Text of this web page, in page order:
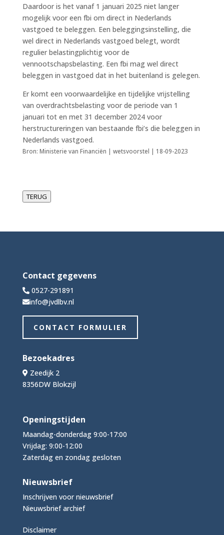
Daardoor is het vanaf 1 januari 2025 niet langer
mogelijk voor een fbi om direct in Nederlands
vastgoed te beleggen. Een beleggingsinstelling, die
wel direct in Nederlands vastgoed belegt, wordt
regulier belastingplichtig voor de
vennootschapsbelasting. Een fbi mag wel direct
beleggen in vastgoed dat in het buitenland is gelegen.
Er komt een voorwaardelijke en tijdelijke vrijstelling
van overdrachtsbelasting voor de periode van 1
januari tot en met 31 december 2024 voor
herstructureringen van bestaande fbi’s die beleggen in
Nederlands vastgoed.
Bron: Ministerie van Financiën | wetsvoorstel | 18-09-2023
TERUG
Contact gegevens
0527-291891
info@jvdlbv.nl
CONTACT FORMULIER
Bezoekadres
Zeedijk 2
8356DW Blokzijl
Openingstijden
Maandag-donderdag 9:00-17:00
Vrijdag: 9:00-12:00
Zaterdag en zondag gesloten
Nieuwsbrief
Inschrijven voor nieuwsbrief
Nieuwsbrief archief
Disclaimer